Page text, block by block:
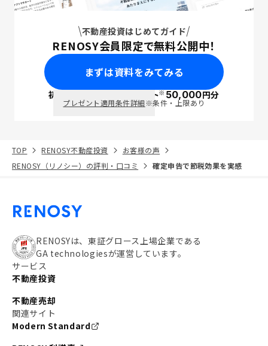
不動産投資はじめてガイド
RENOSY会員限定で無料公開中！
まずは資料をみてみる
初回面談で ポイント※50,000円分
プレゼント適用条件詳細※条件・上限あり
TOP RENOSY不動産投資
お客様の声
RENOSY（リノシー）の評判・口コミ
確定申告で節税効果を実感
RENOSYは、東証グロース上場企業である
GA technologiesが運営しています。
サービス
不動産投資
不動産売却
関連サイト
Modern Standard